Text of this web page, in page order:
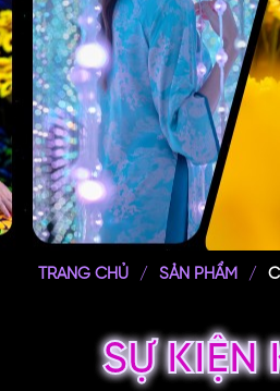
TRANG CHỦ SẢN PHẨM
SỰ KIỆN